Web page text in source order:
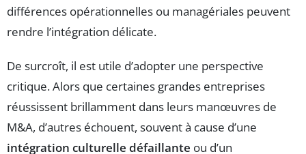
différences opérationnelles ou managériales peuvent
rendre l’intégration délicate.
De surcroît, il est utile d’adopter une perspective
critique. Alors que certaines grandes entreprises
réussissent brillamment dans leurs manœuvres de
M&A, d’autres échouent, souvent à cause d’une
intégration culturelle défaillante ou d’un